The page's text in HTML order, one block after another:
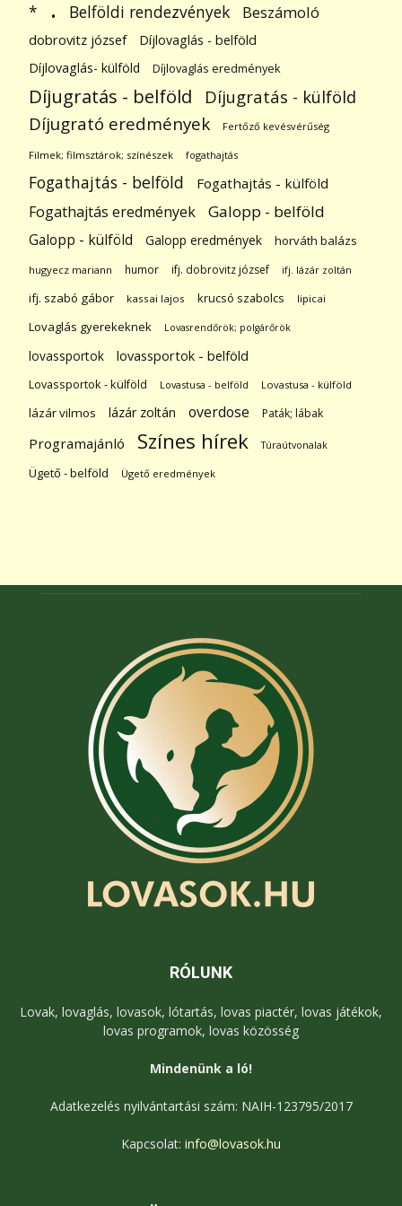
* . Belföldi rendezvények Beszámoló
dobrovitz józsef
Díjlovaglás - belföld
Díjlovaglás- külföld
Díjlovaglás eredmények
Díjugratás - belföld Díjugratás - külföld
Díjugrató eredmények Fertőző kevésvérűség
Filmek; filmsztárok; színészek fogathajtás
Fogathajtás - belföld Fogathajtás - külföld
Fogathajtás eredmények Galopp - belföld
Galopp - külföld Galopp eredmények horváth balázs
hugyecz mariann humor ifj. dobrovitz józsef ifj. lázár zoltán
ifj. szabó gábor kassai lajos krucsó szabolcs lipicai
Lovaglás gyerekeknek Lovasrendőrök; polgárőrök
lovassportok lovassportok - belföld
Lovassportok - külföld Lovastusa - belföld Lovastusa - külföld
lázár vilmos lázár zoltán overdose Paták; lábak
Programajánló Színes hírek Túraútvonalak
Ügető - belföld Ügető eredmények
RÓLUNK
Lovak, lovaglás, lovasok, lótartás, lovas piactér, lovas játékok,
lovas programok, lovas közösség
Mindenünk a ló!
Adatkezelés nyilvántartási szám: NAIH-123795/2017
Kapcsolat: info@lovasok.hu